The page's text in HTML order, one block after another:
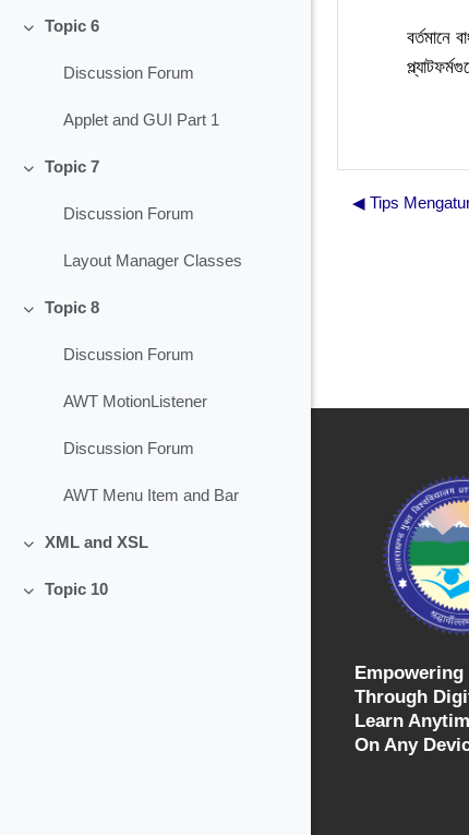
Collapse
Topic 6
Discussion Forum
Applet and GUI Part 1
Collapse
Topic 7
Discussion Forum
Layout Manager Classes
Collapse
Topic 8
Discussion Forum
AWT MotionListener
Discussion Forum
AWT Menu Item and Bar
XML and XSL
Collapse
Topic 10
বর্তমানে
◀︎ Tips
Empowering
Through
Learn
On Any